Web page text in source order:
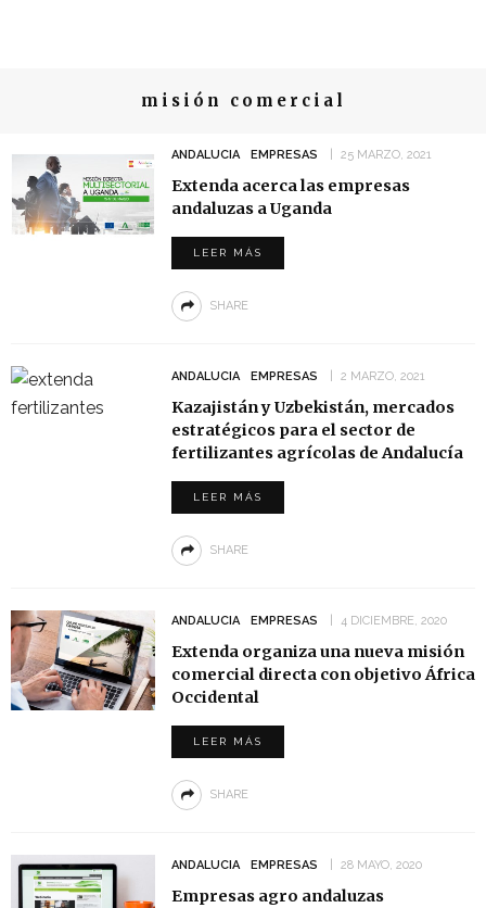
misión comercial
ANDALUCIA EMPRESAS 25 MARZO, 2021
Extenda acerca las empresas
andaluzas a Uganda
LEER MÁS
SHARE
ANDALUCIA EMPRESAS 2 MARZO, 2021
Kazajistán y Uzbekistán, mercados
estratégicos para el sector de
fertilizantes agrícolas de Andalucía
LEER MÁS
SHARE
ANDALUCIA EMPRESAS 4 DICIEMBRE, 2020
Extenda organiza una nueva misión
comercial directa con objetivo África
Occidental
LEER MÁS
SHARE
ANDALUCIA EMPRESAS 28 MAYO, 2020
Empresas agro andaluzas